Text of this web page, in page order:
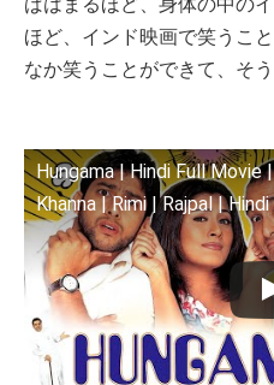
ほど、インド映画で笑うこ
なか笑うことができて、そ
Hungama | Hindi Full Movie
Khanna | Rimi | Rajpal |